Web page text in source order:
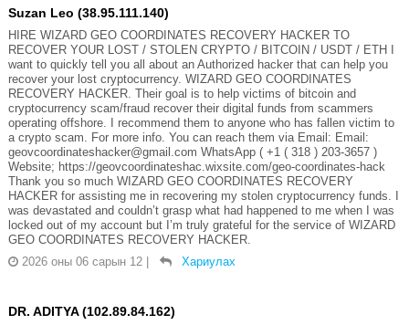
Suzan Leo (38.95.111.140)
HIRE WIZARD GEO COORDINATES RECOVERY HACKER TO
RECOVER YOUR LOST / STOLEN CRYPTO / BITCOIN / USDT / ETH I
want to quickly tell you all about an Authorized hacker that can help you
recover your lost cryptocurrency. WIZARD GEO COORDINATES
RECOVERY HACKER. Their goal is to help victims of bitcoin and
cryptocurrency scam/fraud recover their digital funds from scammers
operating offshore. I recommend them to anyone who has fallen victim to
a crypto scam. For more info. You can reach them via Email: Email:
geovcoordinateshacker@gmail.com WhatsApp ( +1 ( 318 ) 203-3657 )
Website; https://geovcoordinateshac.wixsite.com/geo-coordinates-hack
Thank you so much WIZARD GEO COORDINATES RECOVERY
HACKER for assisting me in recovering my stolen cryptocurrency funds. I
was devastated and couldn’t grasp what had happened to me when I was
locked out of my account but I’m truly grateful for the service of WIZARD
GEO COORDINATES RECOVERY HACKER.
2026 оны 06 сарын 12 | Хариулах
DR. ADITYA (102.89.84.162)